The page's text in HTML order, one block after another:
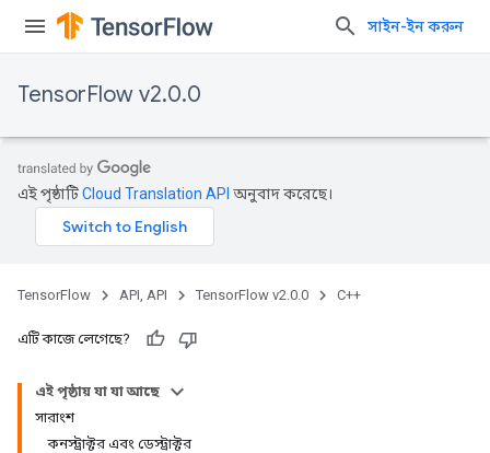
সাইন-ইন করুন
TensorFlow v2.0.0
এই পৃষ্ঠাটিCloud Translation API অনুবাদ করেছে।
TensorFlow API, API TensorFlow v2.0.0 C++
এটি কাজে লেগেছে?
এই পৃষ্ঠায় যা যা আছে
সারাংশ
কনস্ট্রাক্টর এবং ডেস্ট্রাক্টর